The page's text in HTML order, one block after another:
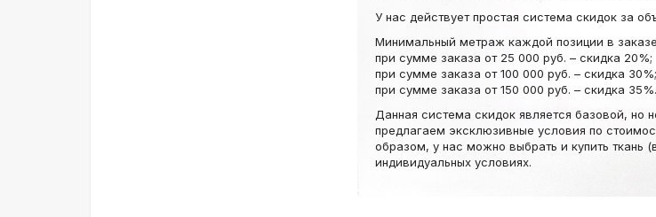
У нас действует простая система скидок за
Минимальный метраж каждой позиции в
при сумме заказа от 25 000 руб. – скидка 20%;
при сумме заказа от 100 000 руб. – скидка 30%;
при сумме заказа от 150 000 руб. – скидка 35%.
Данная система скидок является базовой, но
предлагаем эксклюзивные условия по
образом, у нас можно выбрать и купить ткань
индивидуальных условиях.